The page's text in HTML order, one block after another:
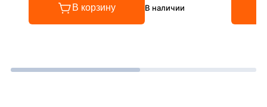
В корзину В наличии